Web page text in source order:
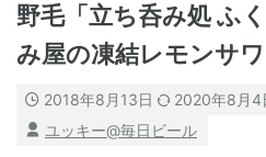
野毛「立ち呑み処 ふ
み屋の凍結レモンサ
2018年8月13日
2020年8月4
ユッキー@毎日ビール